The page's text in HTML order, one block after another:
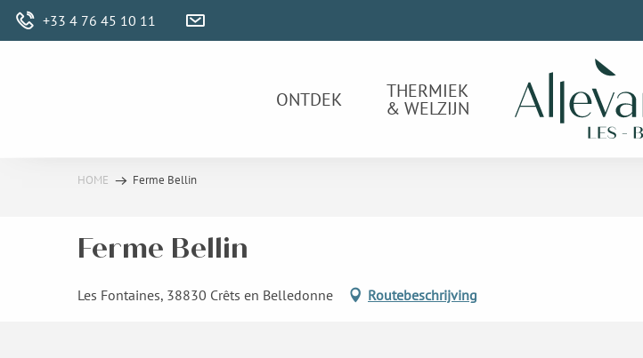
Aller
+33 4 76 45 10 11
ONTDEK THERMIEK
& WELZIJN
HOME Ferme Bellin
Ferme Bellin
Les Fontaines, 38830 Crêts en Belledonne Routebeschrijving